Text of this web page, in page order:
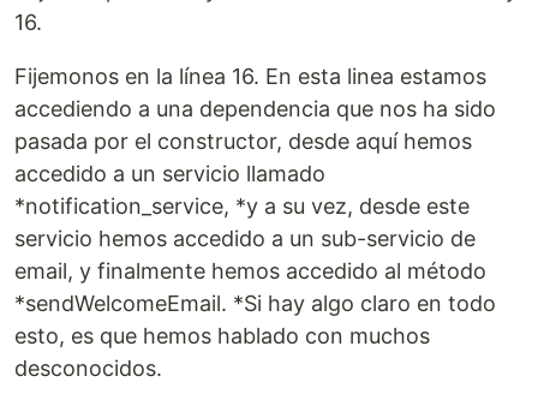
16.
Fijemonos en la línea 16. En esta linea estamos
accediendo a una dependencia que nos ha sido
pasada por el constructor, desde aquí hemos
accedido a un servicio llamado
*notification_service, *y a su vez, desde este
servicio hemos accedido a un sub-servicio de
email, y finalmente hemos accedido al método
*sendWelcomeEmail. *Si hay algo claro en todo
esto, es que hemos hablado con muchos
desconocidos.